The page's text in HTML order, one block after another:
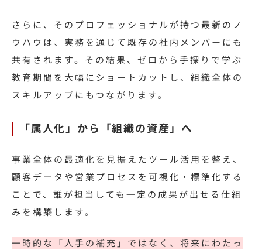
さらに、そのプロフェッショナルが持つ最新のノ
ウハウは、実務を通じて既存の社内メンバーにも
共有されます。その結果、ゼロから手探りで学ぶ
教育期間を大幅にショートカットし、組織全体の
スキルアップにもつながります。
「属人化」から「組織の資産」へ
事業全体の最適化を見据えたツール活用を整え、
顧客データや営業プロセスを可視化・標準化する
ことで、誰が担当しても一定の成果が出せる仕組
みを構築します。
一時的な「人手の補充」ではなく、将来にわたっ